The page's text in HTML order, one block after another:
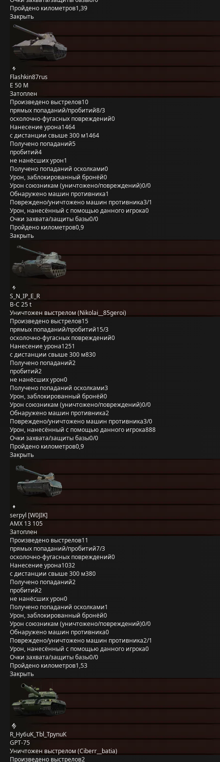
Пройдено километров1,39
Закрыть
Flashkin87rus
E 50 M
Затоплен
Произведено выстрелов10
прямых попаданий/пробитий8/3
осколочно-фугасных повреждений0
Нанесение урона1464
с дистанции свыше 300 м1464
Получено попаданий5
пробитий4
не нанёсших урон1
Получено попаданий осколками0
Урон, заблокированный бронёй0
Урон союзникам (уничтожено/повреждений)0/0
Обнаружено машин противника1
Повреждено/уничтожено машин противника3/1
Урон, нанесённый с помощью данного игрока0
Очки захвата/защиты базы0/0
Пройдено километров0,9
Закрыть
S_N_IP_E_R
B-C 25 t
Уничтожен выстрелом (Nikolai__85geroi)
Произведено выстрелов15
прямых попаданий/пробитий15/3
осколочно-фугасных повреждений0
Нанесение урона1251
с дистанции свыше 300 м830
Получено попаданий2
пробитий2
не нанёсших урон0
Получено попаданий осколками3
Урон, заблокированный бронёй0
Урон союзникам (уничтожено/повреждений)0/0
Обнаружено машин противника2
Повреждено/уничтожено машин противника3/0
Урон, нанесённый с помощью данного игрока888
Очки захвата/защиты базы0/0
Пройдено километров0,9
Закрыть
serpyl [W0JIK]
AMX 13 105
Затоплен
Произведено выстрелов11
прямых попаданий/пробитий7/3
осколочно-фугасных повреждений0
Нанесение урона1032
с дистанции свыше 300 м380
Получено попаданий2
пробитий2
не нанёсших урон0
Получено попаданий осколками1
Урон, заблокированный бронёй0
Урон союзникам (уничтожено/повреждений)0/0
Обнаружено машин противника0
Повреждено/уничтожено машин противника2/1
Урон, нанесённый с помощью данного игрока0
Очки захвата/защиты базы0/0
Пройдено километров1,53
Закрыть
R_Hy6uK_Tbl_TpynuK
GPT-75
Уничтожен выстрелом (Ciberr__batia)
Произведено выстрелов2